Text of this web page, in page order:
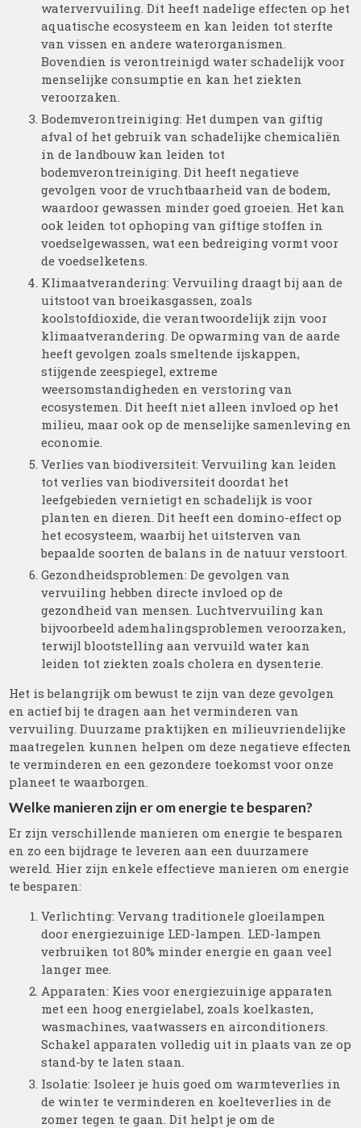
watervervuiling. Dit heeft nadelige effecten op het
aquatische ecosysteem en kan leiden tot sterfte
van vissen en andere waterorganismen.
Bovendien is verontreinigd water schadelijk voor
menselijke consumptie en kan het ziekten
veroorzaken.
Bodemverontreiniging: Het dumpen van giftig
afval of het gebruik van schadelijke chemicaliën
in de landbouw kan leiden tot
bodemverontreiniging. Dit heeft negatieve
gevolgen voor de vruchtbaarheid van de bodem,
waardoor gewassen minder goed groeien. Het kan
ook leiden tot ophoping van giftige stoffen in
voedselgewassen, wat een bedreiging vormt voor
de voedselketens.
Klimaatverandering: Vervuiling draagt bij aan de
uitstoot van broeikasgassen, zoals
koolstofdioxide, die verantwoordelijk zijn voor
klimaatverandering. De opwarming van de aarde
heeft gevolgen zoals smeltende ijskappen,
stijgende zeespiegel, extreme
weersomstandigheden en verstoring van
ecosystemen. Dit heeft niet alleen invloed op het
milieu, maar ook op de menselijke samenleving en
economie.
Verlies van biodiversiteit: Vervuiling kan leiden
tot verlies van biodiversiteit doordat het
leefgebieden vernietigt en schadelijk is voor
planten en dieren. Dit heeft een domino-effect op
het ecosysteem, waarbij het uitsterven van
bepaalde soorten de balans in de natuur verstoort.
Gezondheidsproblemen: De gevolgen van
vervuiling hebben directe invloed op de
gezondheid van mensen. Luchtvervuiling kan
bijvoorbeeld ademhalingsproblemen veroorzaken,
terwijl blootstelling aan vervuild water kan
leiden tot ziekten zoals cholera en dysenterie.
Het is belangrijk om bewust te zijn van deze gevolgen
en actief bij te dragen aan het verminderen van
vervuiling. Duurzame praktijken en milieuvriendelijke
maatregelen kunnen helpen om deze negatieve effecten
te verminderen en een gezondere toekomst voor onze
planeet te waarborgen.
Welke manieren zijn er om energie te besparen?
Er zijn verschillende manieren om energie te besparen
en zo een bijdrage te leveren aan een duurzamere
wereld. Hier zijn enkele effectieve manieren om energie
te besparen:
Verlichting: Vervang traditionele gloeilampen
door energiezuinige LED-lampen. LED-lampen
verbruiken tot 80% minder energie en gaan veel
langer mee.
Apparaten: Kies voor energiezuinige apparaten
met een hoog energielabel, zoals koelkasten,
wasmachines, vaatwassers en airconditioners.
Schakel apparaten volledig uit in plaats van ze op
stand-by te laten staan.
Isolatie: Isoleer je huis goed om warmteverlies in
de winter te verminderen en koelteverlies in de
zomer tegen te gaan. Dit helpt je om de